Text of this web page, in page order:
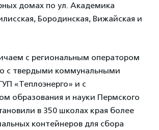
домах по ул. Академика
Бородинская, Вижайская и
с региональным оператором
с твердыми коммунальными
«Теплоэнерго» и с
образования и науки Пермского
в 350 школах края более
контейнеров для сбора